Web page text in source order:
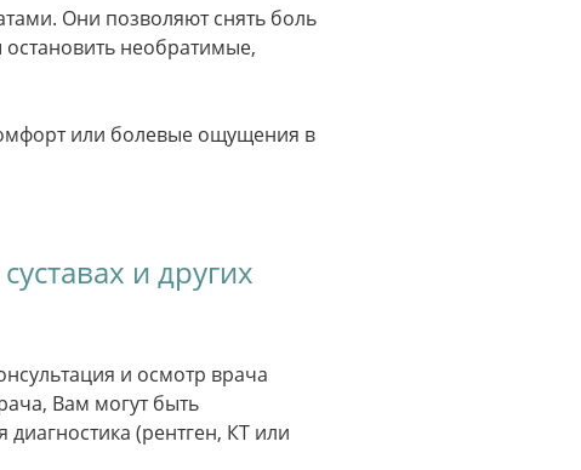
Они позволяют снять боль
необратимые,
или болевые ощущения в
и других
и осмотр врача
Вам могут быть
(рентген, КТ или